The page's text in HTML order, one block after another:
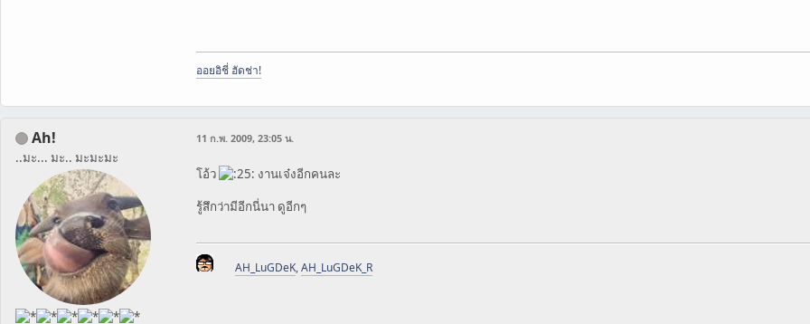
ออยอิชี่ ฮัดช่า!
Ah!
..มะ... มะ.. มะมะมะ
11 ก.พ. 2009, 23:05 น.
โอ้ว
งานเจ๋งอีกคนละ
รู้สึกว่ามีอีกนี่นา ดูอีกๆ
AH_LuGDeK,AH_LuGDeK_R